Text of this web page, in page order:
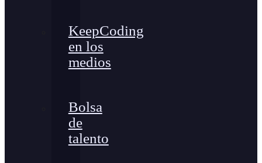
KeepCoding
en los
medios
Bolsa
de
talento